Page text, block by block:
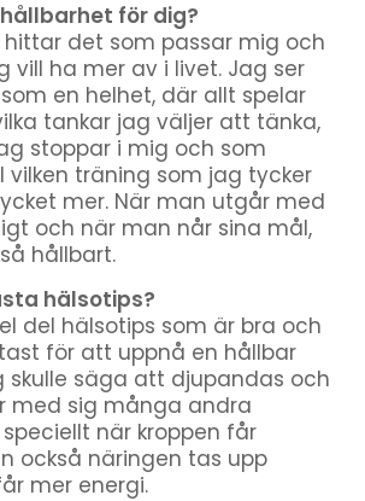
för dig?
det som passar mig och
vill ha mer av i livet. Jag ser
en helhet, där allt spelar
tankar jag väljer att tänka,
stoppar i mig och som
vilken träning som jag tycker
mer. När man utgår med
och när man når sina mål,
hållbart.
hälsotips?
del hälsotips som är bra och
för att uppnå en hållbar
skulle säga att djupandas och
med sig många andra
när kroppen får
också näringen tas upp
mer energi.